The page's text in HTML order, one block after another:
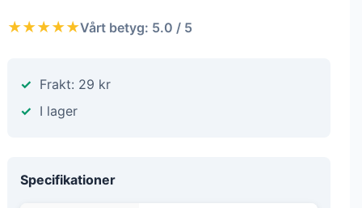
★★★★★Vårt betyg: 5.0 / 5
Frakt: 29 kr
I lager
Specifikationer